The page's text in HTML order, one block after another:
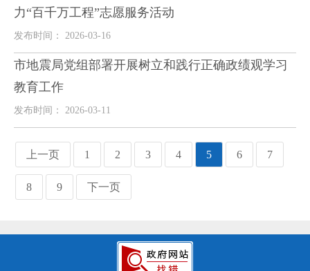
力“百千万工程”志愿服务活动
发布时间： 2026-03-16
市地震局党组部署开展树立和践行正确政绩观学习
教育工作
发布时间： 2026-03-11
上一页 1 2 3 4 5 6 7
8 9 下一页